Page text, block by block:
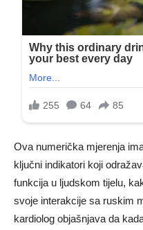
Ova numerička mjerenja
ključni indikatori koji
funkcija u ljudskom tijelu,
svoje interakcije sa ruskim
kardiolog objašnjava da